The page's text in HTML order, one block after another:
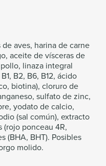
aves, harina de carne
aceite de vísceras de
linaza integral
B2, B6, B12, ácido
biotina), cloruro de
sulfato de zinc,
yodato de calcio,
(sal común), extracto
(rojo ponceau 4R,
(BHA, BHT). Posibles
molido.